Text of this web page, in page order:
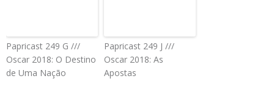
Papricast 249 G ///
Oscar 2018: O Destino
de Uma Nação
Papricast 249 J ///
Oscar 2018: As
Apostas